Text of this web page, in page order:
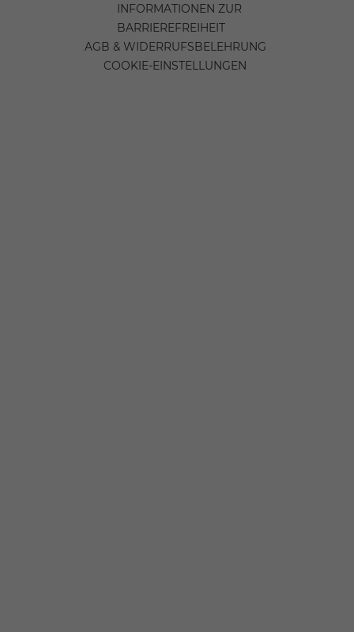
INFORMATIONEN ZUR
BARRIEREFREIHEIT
AGB & WIDERRUFSBELEHRUNG
COOKIE-EINSTELLUNGEN